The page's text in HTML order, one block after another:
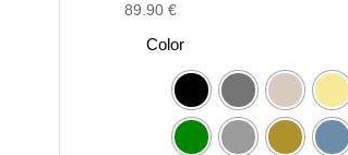
89.90 €
Color